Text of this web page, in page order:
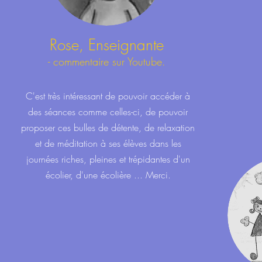
Rose, Enseignante
- commentaire sur Youtube.
C'est très intéressant de pouvoir accéder à
des séances comme celles-ci, de pouvoir
proposer ces bulles de détente, de relaxation
et de méditation à ses élèves dans les
journées riches, pleines et trépidantes d'un
écolier, d'une écolière ... Merci.